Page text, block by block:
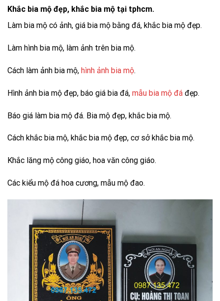
Khắc bia mộ đẹp, khắc bia mộ tại tphcm.
Làm bia mộ có ảnh, giá bia mộ bằng đá, khắc bia mộ đẹp.
Làm hình bia mộ, làm ảnh trên bia mộ.
Cách làm ảnh bia mộ, hình ảnh bia mộ.
Hình ảnh bia mộ đẹp, báo giá bia đá, mẫu bia mộ đá đẹp.
Báo giá làm bia mộ đá. Bia mộ đẹp, khắc bia mộ.
Cách khắc bia mộ, khắc bia mộ đẹp, cơ sở khắc bia mộ.
Khắc lăng mộ công giáo, hoa văn công giáo.
Các kiểu mộ đá hoa cương, mẫu mộ đao.